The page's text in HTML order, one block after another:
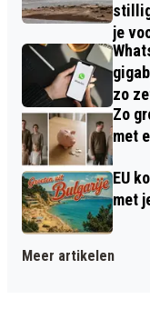
je
zo
Zo
met
EU
met
Meer artikelen